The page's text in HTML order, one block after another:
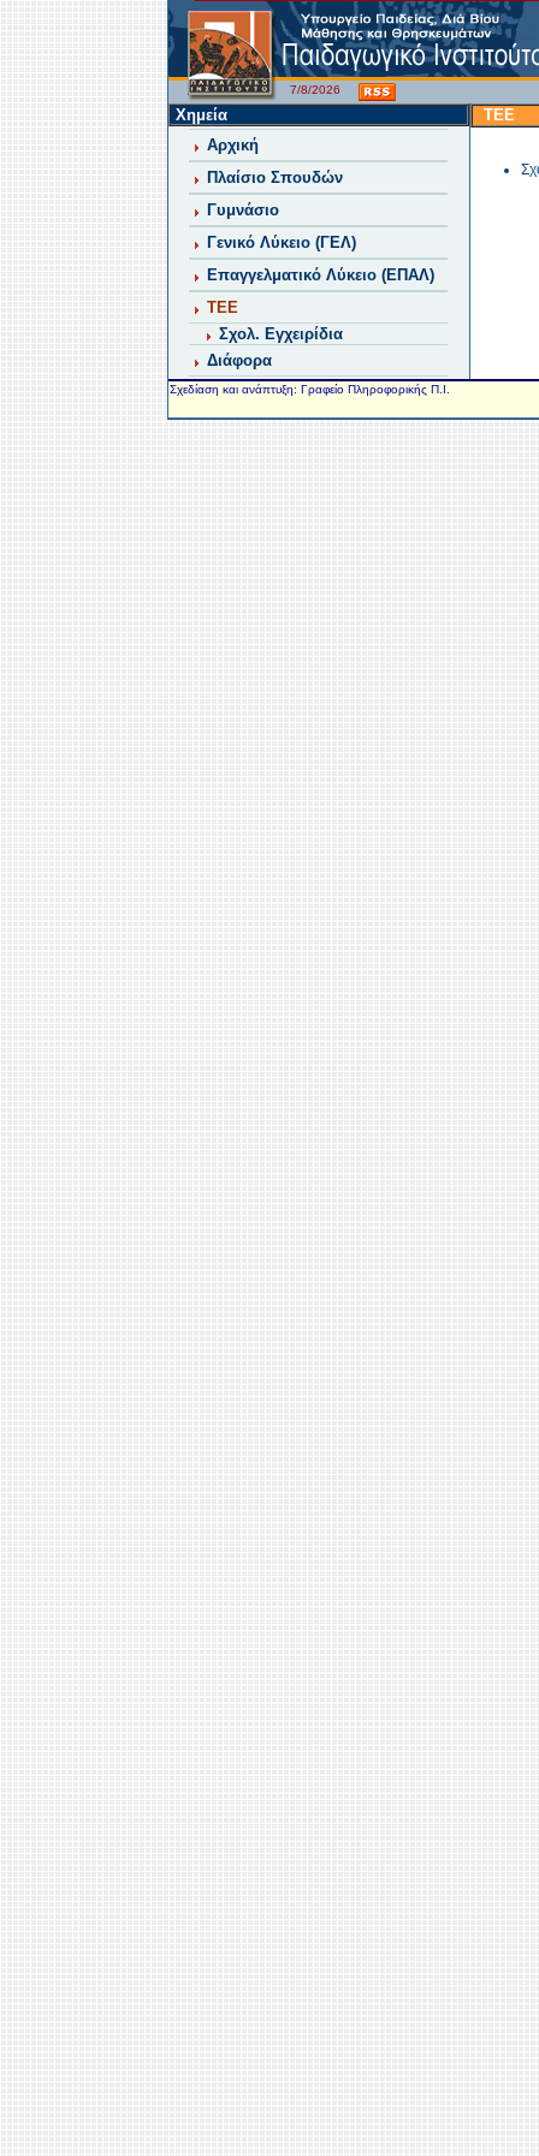
7/8/2026
Χημεία
Αρχική
Πλαίσιο Σπουδών
Γυμνάσιο
Γενικό Λύκειο (ΓΕΛ)
Επαγγελματικό Λύκειο (ΕΠΑΛ)
ΤΕΕ
Σχολ. Εγχειρίδια
Διάφορα
ΤΕΕ
Σχεδίαση και ανάπτυξη: Γραφείο Πληροφορικής Π.Ι.